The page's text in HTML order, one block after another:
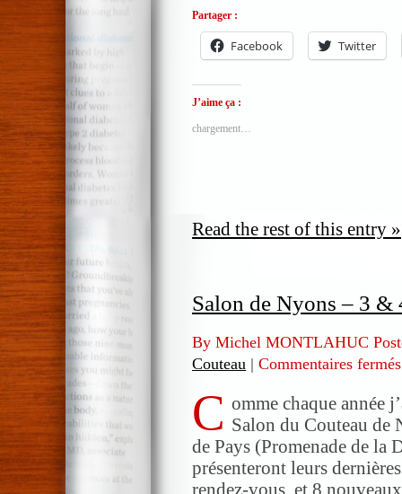
Partager :
Facebook Twitter
J’aime ça :
chargement…
Read the rest of this entry »
Salon de Nyons – 3 &
By Michel MONTLAHUC
Couteau | Commentaires fermés
C omme chaque année
Salon du Couteau de
de Pays (Promenade de la
présenteront leurs
rendez-vous, et 8